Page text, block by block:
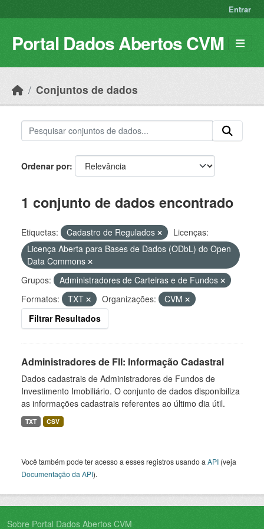
Entrar
Portal Dados Abertos CVM
Conjuntos de dados
Ordenar por
1 conjunto de dados encontrado
Etiquetas: Cadastro de Regulados
Licenças:
Licença Aberta para Bases de Dados (ODbL) do Open
Data Commons
Grupos:
Administradores de Carteiras e de Fundos
Formatos:
TXT Organizações:
CVM
Filtrar Resultados
Administradores de FII: Informação Cadastral
Dados cadastrais de Administradores de Fundos de
Investimento Imobiliário. O conjunto de dados disponibiliza
as informações cadastrais referentes ao último dia útil.
TXT CSV
Você também pode ter acesso a esses registros usando a API (veja
Documentação da API).
Sobre Portal Dados Abertos CVM